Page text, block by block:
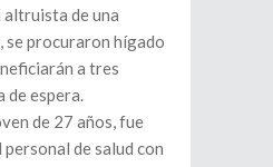
de una
se procuraron hígado
a tres
de espera.
de 27 años, fue
de salud con